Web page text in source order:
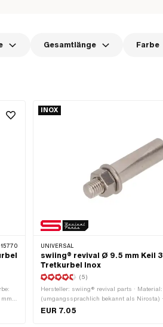
Gesamtlänge Farbe
15770
·
·
INOX
UNIVERSAL
swiing® revival Ø 9.5 mm Keil
Tretkurbel Inox
(5)
Hersteller: swiing® revival parts ·
(umgangssprachlich bekannt als Nirosta)
M7x1 (Standardgewinde) · Winkel
EUR 7.05